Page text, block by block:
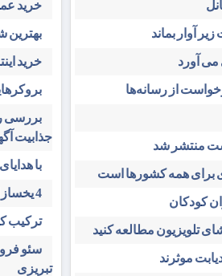
آوار بماند
می آورد
از رسانه‌ها
منتشر شد
برای همه کشورها است
کودکان
تلویزیون مطالعه کنید
موثرند
خرید
بهترین
خرید
بررسی
جذابیت
با
4 یخساز ایرانی برتر
ترکیب
سئو
تبریزی